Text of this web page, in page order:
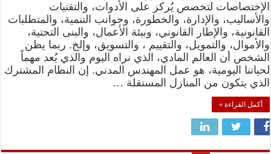
الإختصاصات لتخصص يُركز على الأدوات، والتقنيات
والأساليب، والإدارة، والخطورة، وجوانب التنمية، والمتطلبات
القانونية، والإطار القانوني، وبيئة الأعمال، والبنى التحتية،
والأموال، والتمويل، والتقييم ، والتسويق، وإلخ. ربما يظن
الشخص أن العالم المادي، الذي نراه اليوم والذي يُعد مهماً
لحياتنا اليومية، هو عمل المهندس المدني. إن النظام المشترك
الذي يتكون من المنازل المستقلة …
أكمل القراءة »